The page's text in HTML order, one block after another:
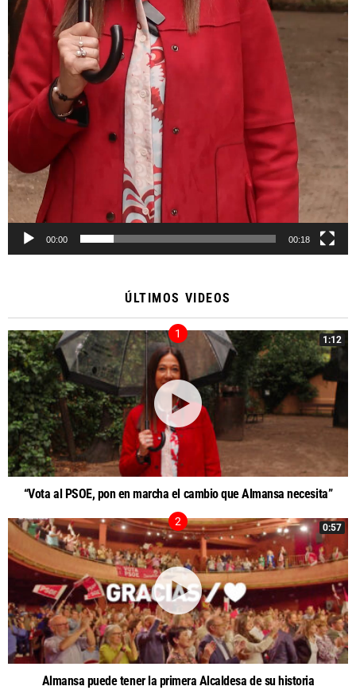
00:00 00:18
ÚLTIMOS VIDEOS
1:12
“Vota al PSOE, pon en marcha el cambio que Almansa necesita”
0:57
Almansa puede tener la primera Alcaldesa de su historia